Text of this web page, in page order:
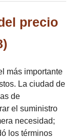
precio
más importante
La ciudad de
de
el suministro
necesidad;
los términos